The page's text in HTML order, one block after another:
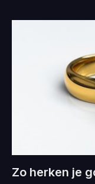
Zo herken je